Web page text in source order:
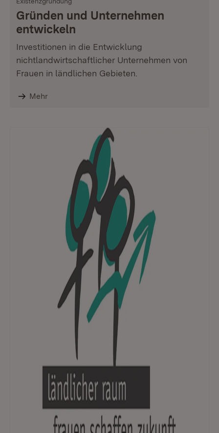
Gründen und Unternehmen
entwickeln
Investitionen in die Entwicklung
nichtlandwirtschaftlicher Unternehmen von
Frauen in ländlichen Gebieten.
Mehr